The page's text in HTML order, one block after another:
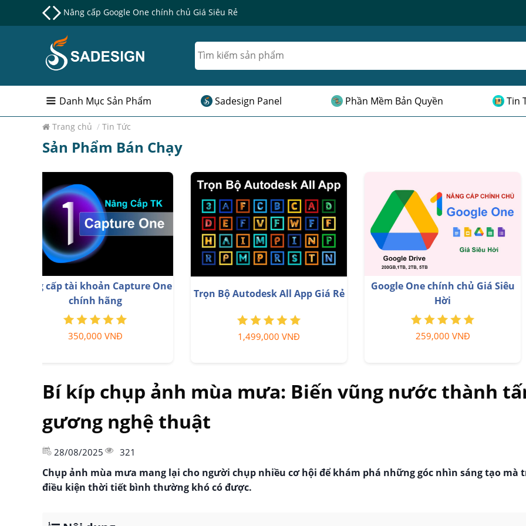
Nâng cấp Google One chính chủ Giá Siêu Rẻ
Danh Mục Sản Phẩm Sadesign Panel Phần Mềm Bản Quyền Tin
Trang chủ / Tin Tức
Sản Phẩm Bán Chạy
Key Windows 10/11 Pro bản
quyền
599,000 VNĐ
Adobe Photoshop Bản Quyền
Full App Giá Rẻ
899,000 VNĐ
Nâng cấp tài khoản
350,000 VNĐ
Bí kíp chụp ảnh mùa mưa: Biến vũng nước thành
gương nghệ thuật
28/08/2025 321
Chụp ảnh mùa mưa mang lại cho người chụp nhiều cơ hội để khám phá những góc nhìn sáng tạo mà
điều kiện thời tiết bình thường khó có được.